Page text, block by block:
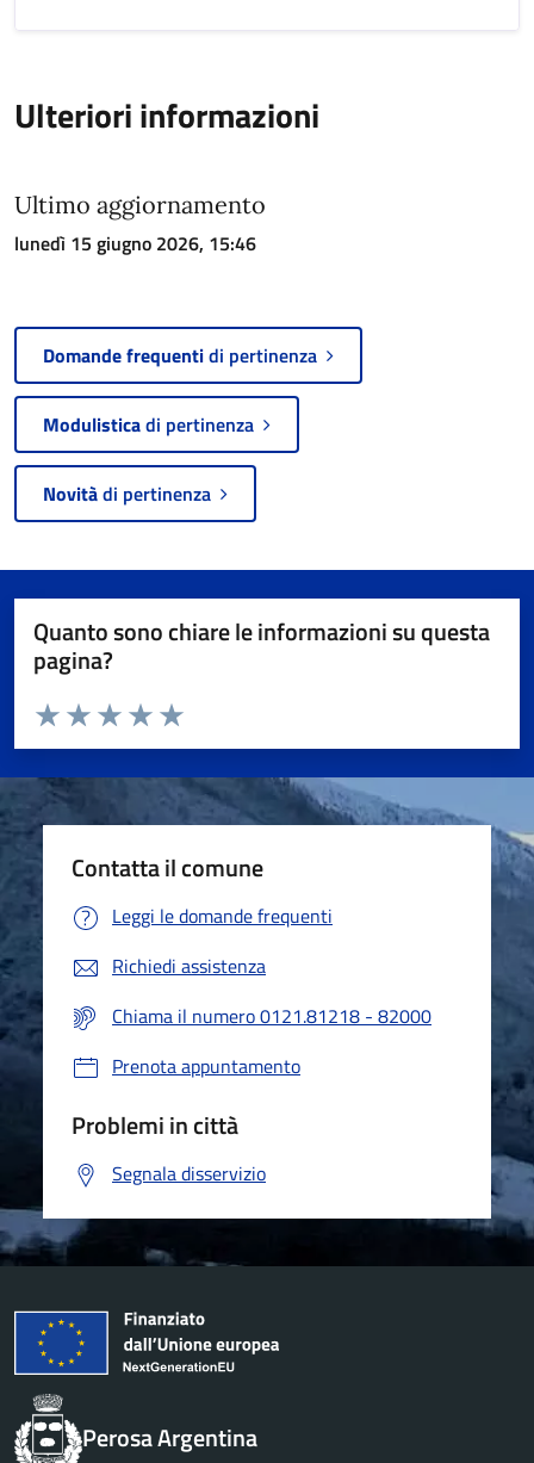
Ulteriori informazioni
Ultimo aggiornamento
lunedì 15 giugno 2026, 15:46
Domande frequentidi pertinenza
Modulisticadi pertinenza
Novitàdi pertinenza
Quanto sono chiare le informazioni su questa
pagina?
Valuta da 1 a 5 stelle la pagina
Valuta 5 stelle su 5
Valuta 4 stelle su 5
Valuta 3 stelle su 5
Valuta 2 stelle su 5
Valuta 1 stelle su 5
Contatta il comune
Leggi le domande frequenti
Richiedi assistenza
Chiama il numero 0121.81218 - 82000
Prenota appuntamento
Problemi in città
Segnala disservizio
Perosa Argentina